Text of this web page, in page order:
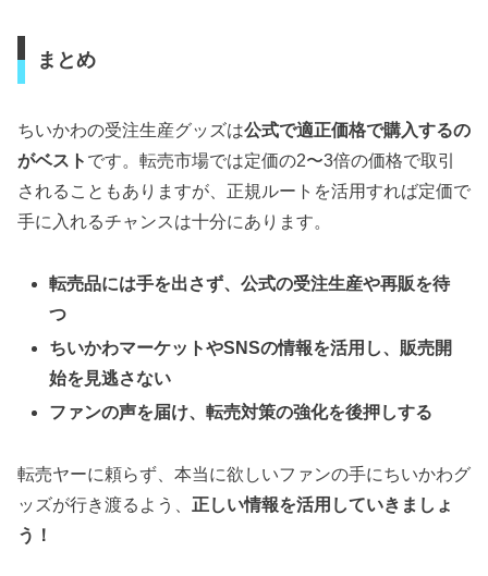
まとめ
ちいかわの受注生産グッズは公式で適正価格で購入するの
がベスト です。転売市場では定価の2〜3倍の価格で取引
されることもありますが、正規ルートを活用すれば定価で
手に入れるチャンスは十分にあります。
転売品には手を出さず、公式の受注生産や再販を待
つ
ちいかわマーケットやSNSの情報を活用し、販売開
始を見逃さない
ファンの声を届け、転売対策の強化を後押しする
転売ヤーに頼らず、本当に欲しいファンの手にちいかわグ
ッズが行き渡るよう、 正しい情報を活用していきましょ
う！